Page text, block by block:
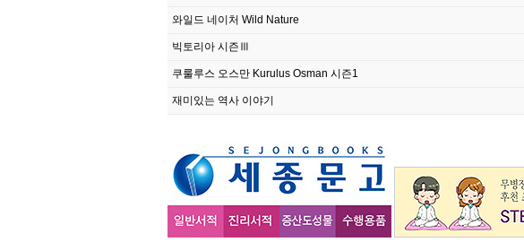
와일드 네이처 Wild Nature
빅토리아 시즌Ⅲ
쿠룰루스 오스만 Kurulus Osman 시즌1
재미있는 역사 이야기